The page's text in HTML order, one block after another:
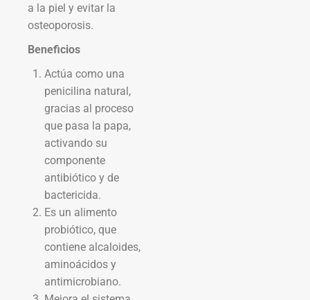
a la piel y evitar la
osteoporosis.
Beneficios
Actúa como una
penicilina natural,
gracias al proceso
que pasa la papa,
activando su
componente
antibiótico y de
bactericida.
Es un alimento
probiótico, que
contiene alcaloides,
aminoácidos y
antimicrobiano.